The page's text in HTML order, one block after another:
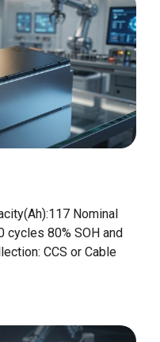
Nominal
cycles 80% SOH and
CCS or Cable